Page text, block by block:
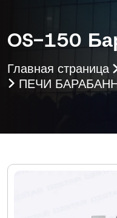
OS-150
Главная страница
ПЕЧИ